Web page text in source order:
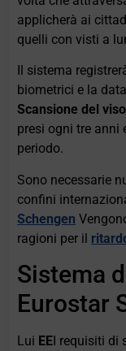
applicherà ai
quelli con visti a
Il sistema
biometrici e la
Scansione del viso
presi ogni tre
periodo.
Sono necessarie
confini
Schengen
ragioni per il
Sistema
Eurostar
Lui EEI requisiti di